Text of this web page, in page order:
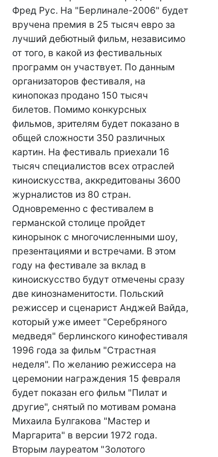
Фред Рус. На "Берлинале-2006" будет
вручена премия в 25 тысяч евро за
лучший дебютный фильм, независимо
от того, в какой из фестивальных
программ он участвует. По данным
организаторов фестиваля, на
кинопоказ продано 150 тысяч
билетов. Помимо конкурсных
фильмов, зрителям будет показано в
общей сложности 350 различных
картин. На фестиваль приехали 16
тысяч специалистов всех отраслей
киноискусства, аккредитованы 3600
журналистов из 80 стран.
Одновременно с фестивалем в
германской столице пройдет
кинорынок с многочисленными шоу,
презентациями и встречами. В этом
году на фестивале за вклад в
киноискусство будут отмечены сразу
две кинознаменитости. Польский
режиссер и сценарист Анджей Вайда,
который уже имеет "Серебряного
медведя" берлинского кинофестиваля
1996 года за фильм "Страстная
неделя". По желанию режиссера на
церемонии награждения 15 февраля
будет показан его фильм "Пилат и
другие", снятый по мотивам романа
Михаила Булгакова "Мастер и
Маргарита" в версии 1972 года.
Вторым лауреатом "Золотого